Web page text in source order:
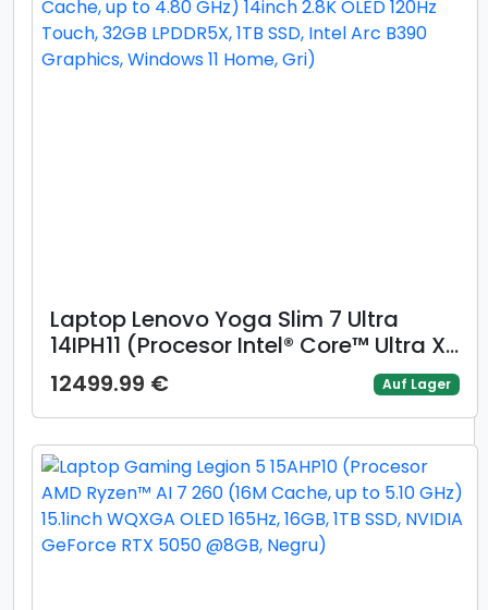
Laptop Lenovo Yoga Slim 7 Ultra
14IPH11 (Procesor Intel® Core™ Ultra X7
358H (18M Cache, up to 4.80 GHz)
14inch 2.8K OLED 120Hz Touch, 32GB
LPDDR5X, 1TB SSD, Intel Arc B390
Graphics, Windows 11 Home, Gri)
12499.99 € Auf Lager